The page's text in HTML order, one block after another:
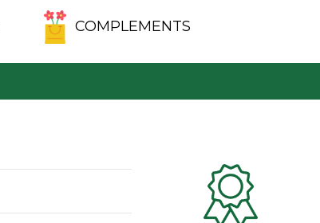
COMPLEMENTS